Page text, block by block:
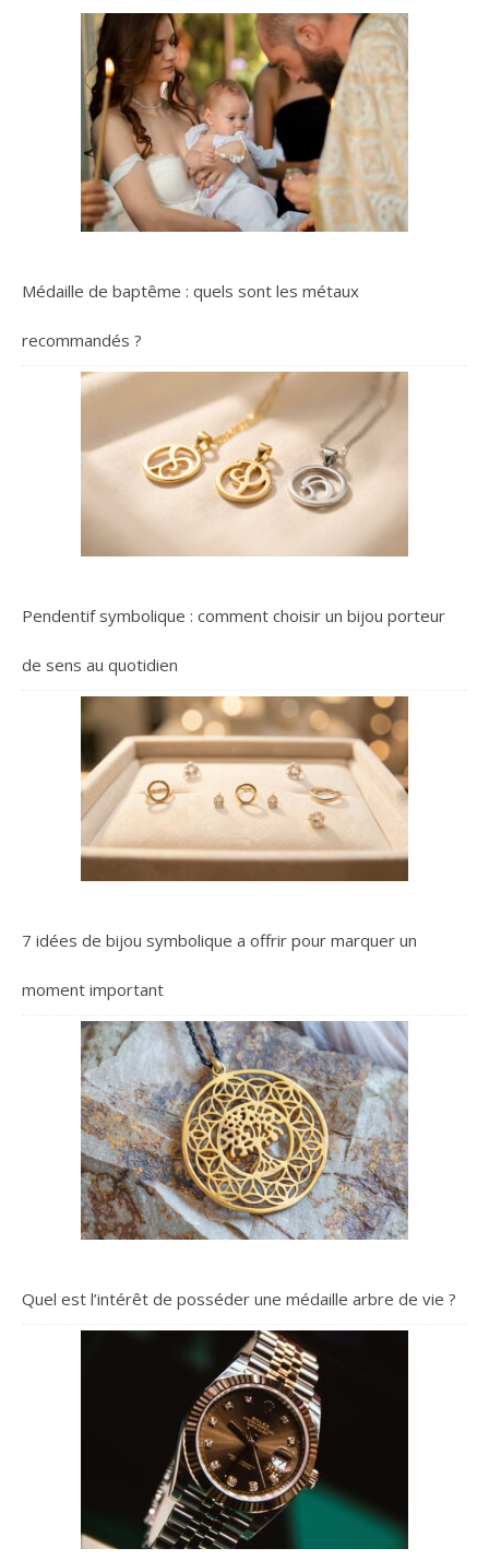
Médaille de baptême : quels sont les métaux
recommandés ?
Pendentif symbolique : comment choisir un bijou porteur
de sens au quotidien
7 idées de bijou symbolique a offrir pour marquer un
moment important
Quel est l’intérêt de posséder une médaille arbre de vie ?